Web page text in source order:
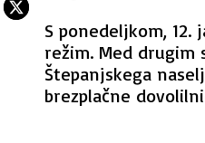
S ponedeljkom,
režim. Med drugim
Štepanjskega
brezplačne